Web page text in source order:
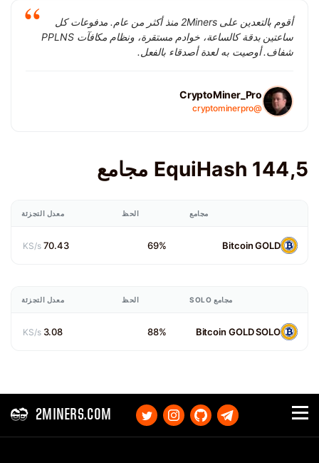
أقوم بالتعدين على 2Miners منذ أكثر من عام. مدفوعات كل
ساعتين بدقة كالساعة، خوادم مستقرة، ونظام مكافآت PPLNS
شفاف. أوصيت به لعدة أصدقاء بالفعل.
CryptoMiner_Pro
@cryptominerpro
EquiHash 144,5 مجامع
مجامع الحظ معدل التجزئة
Bitcoin GOLD
69%
70.43
KS/s
مجامع SOLO الحظ معدل التجزئة
Bitcoin GOLD SOLO
88%
3.08
KS/s
2MINERS.COM